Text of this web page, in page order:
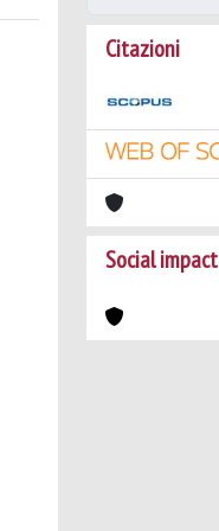
Citazioni
Social impact